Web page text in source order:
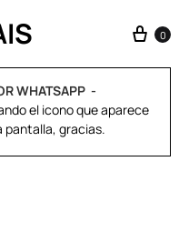
0
WHATSAPP
el icono que aparece
pantalla, gracias.